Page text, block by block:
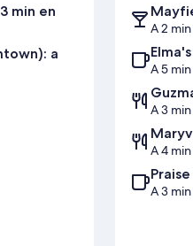
min en
a
A 2
Elma's
A 5
A 3
A 4
A 3